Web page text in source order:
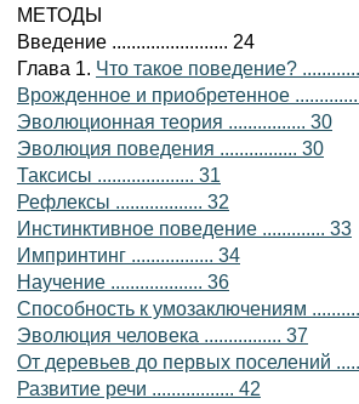
МЕТОДЫ
Введение ........................ 24
Глава 1. Что такое поведение?
Врожденное и приобретенное
Эволюционная теория ................ 30
Эволюция поведения ................ 30
Таксисы .................... 31
Рефлексы .................. 32
Инстинктивное поведение ............. 33
Импринтинг ................. 34
Научение ................... 36
Способность к умозаключениям
Эволюция человека ................ 37
От деревьев до первых поселений
Развитие речи ................. 42